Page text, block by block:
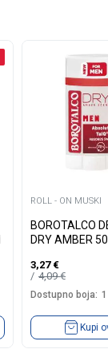
ROLL - ON MUSKI
BOROTALCO
DRY AMBER
3,27 €
4,09€
Dostupno boja: 1
Kupi